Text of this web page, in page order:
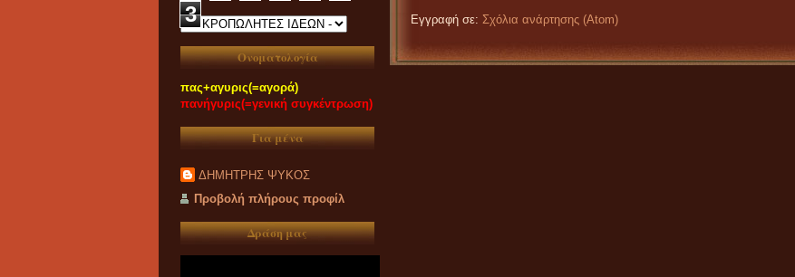
3
Ονοματολογία
πας+αγυρις(=αγορά)
πανήγυρις(=γενική συγκέντρωση)
Για μένα
ΔΗΜΗΤΡΗΣ ΨΥΚΟΣ
Προβολή πλήρους προφίλ
Δράση μας
Εγγραφή σε: Σχόλια ανάρτησης (Atom)